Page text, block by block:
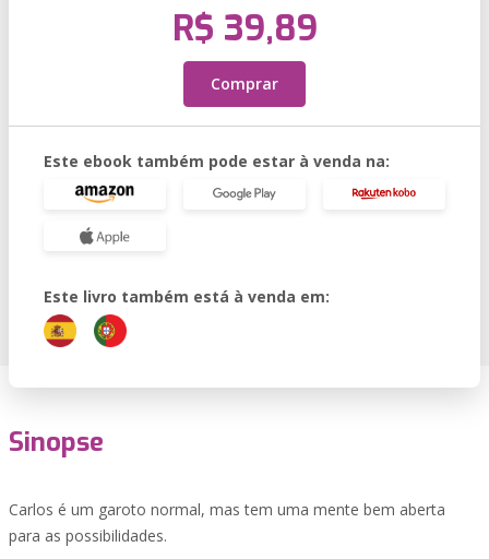
R$ 39,89
Comprar
Este ebook também pode estar à venda na:
Este livro também está à venda em:
Sinopse
Carlos é um garoto normal, mas tem uma mente bem aberta
para as possibilidades.